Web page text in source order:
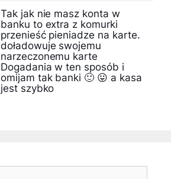
Tak jak nie masz konta w
banku to extra z komurki
przenieść pieniadze na karte.
doładowuje swojemu
narzeczonemu karte
Dogadania w ten sposób i
omijam tak banki 🙂 😛 a kasa
jest szybko